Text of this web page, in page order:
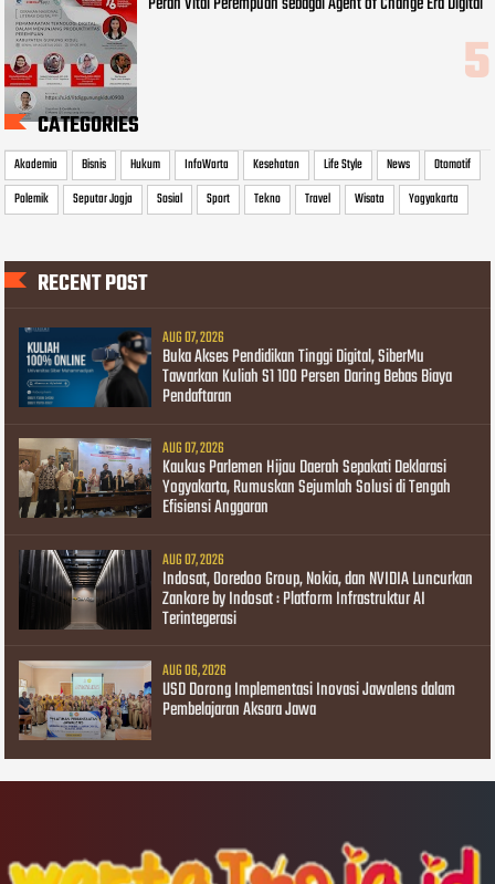
CATEGORIES
Akademia Bisnis Hukum InfoWarta Kesehatan Life Style News
Otomotif
Polemik
Seputar Jogja Sosial Sport Tekno Travel Wisata Yogyakarta
RECENT POST
AUG 07, 2026
Buka Akses Pendidikan Tinggi Digital, SiberMu
Tawarkan Kuliah S1 100 Persen Daring Bebas Biaya
Pendaftaran
AUG 07, 2026
Kaukus Parlemen Hijau Daerah Sepakati Deklarasi
Yogyakarta, Rumuskan Sejumlah Solusi di Tengah
Efisiensi Anggaran
AUG 07, 2026
Indosat, Ooredoo Group, Nokia, dan NVIDIA Luncurkan
Zankore by Indosat : Platform Infrastruktur AI
Terintegerasi
AUG 06, 2026
USD Dorong Implementasi Inovasi Jawalens dalam
Pembelajaran Aksara Jawa